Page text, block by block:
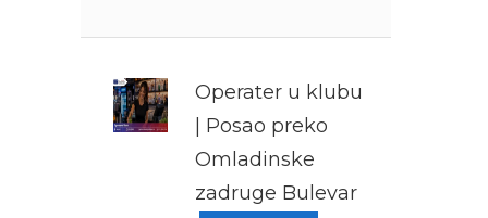
Operater u klubu
| Posao preko
Omladinske
zadruge Bulevar